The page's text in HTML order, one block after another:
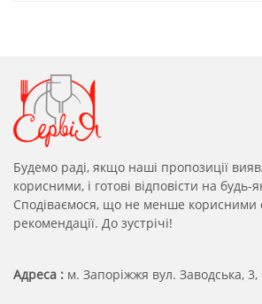
Будемо раді, якщо наші пропозиції
корисними, і готові відповісти на будь-
Сподіваємося, що не менше корисними
рекомендації. До зустрічі!
Адреса : м. Запоріжжя вул. Заводська, 3,